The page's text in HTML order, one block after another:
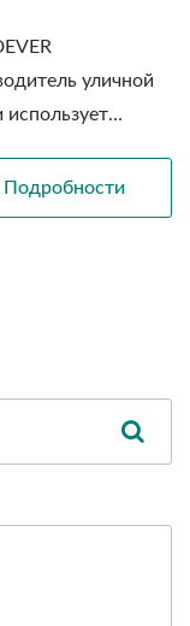
уличной
использует
Подробности